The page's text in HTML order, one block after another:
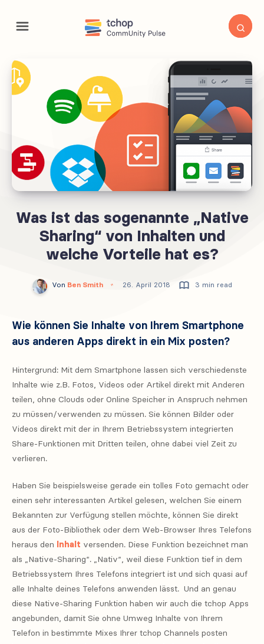
Was ist das sogenannte „Native
Sharing“ von Inhalten und
welche Vorteile hat es?
Von Ben Smith 26. April 2018 3 min read
Wie können Sie Inhalte von Ihrem Smartphone
aus anderen Apps direkt in ein Mix posten?
Hintergrund: Mit dem Smartphone lassen sich verschiedenste
Inhalte wie z.B. Fotos, Videos oder Artikel direkt mit Anderen
teilen, ohne Clouds oder Online Speicher in Anspruch nehmen
zu müssen/verwenden zu müssen. Sie können Bilder oder
Videos direkt mit der in Ihrem Betriebssystem integrierten
Share-Funktionen mit Dritten teilen, ohne dabei viel Zeit zu
verlieren.
Haben Sie beispielsweise gerade ein tolles Foto gemacht oder
einen sehr interessanten Artikel gelesen, welchen Sie einem
Bekannten zur Verfügung stellen möchte, können Sie direkt
aus der Foto-Bibliothek oder dem Web-Browser Ihres Telefons
heraus den Inhalt versenden. Diese Funktion bezeichnet man
als „Native-Sharing“. „Nativ“, weil diese Funktion tief in dem
Betriebssystem Ihres Telefons integriert ist und sich quasi auf
alle Inhalte deines Telefons anwenden lässt. Und an genau
diese Native-Sharing Funktion haben wir auch die tchop Apps
angebunden, damit Sie ohne Umweg Inhalte von Ihrem
Telefon in bestimmte Mixes Ihrer tchop Channels posten